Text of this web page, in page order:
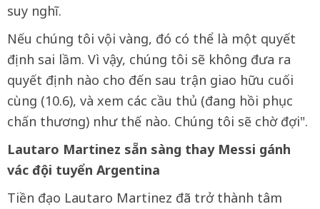
suy nghĩ.
Nếu chúng tôi vội vàng, đó có thể là một quyết
định sai lầm. Vì vậy, chúng tôi sẽ không đưa ra
quyết định nào cho đến sau trận giao hữu cuối
cùng (10.6), và xem các cầu thủ (đang hồi phục
chấn thương) như thế nào. Chúng tôi sẽ chờ đợi".
Lautaro Martinez sẵn sàng thay Messi gánh
vác đội tuyển Argentina
Tiền đạo Lautaro Martinez đã trở thành tâm